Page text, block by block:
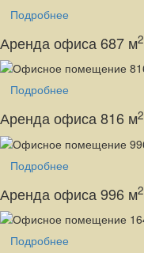
Подробнее
Аренда офиса 687 м2
Подробнее
Аренда офиса 816 м2
Подробнее
Аренда офиса 996 м2
Подробнее